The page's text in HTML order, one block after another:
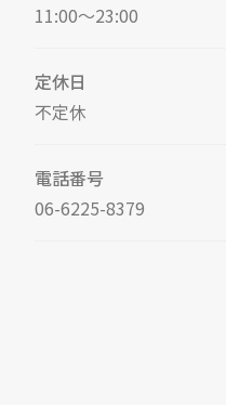
11:00～23:00
定休日
不定休
電話番号
06-6225-8379